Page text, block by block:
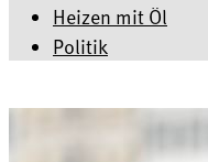
Heizen mit Öl
Politik